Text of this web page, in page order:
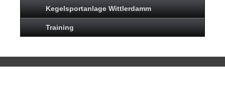
Kegelsportanlage Wittlerdamm
Training